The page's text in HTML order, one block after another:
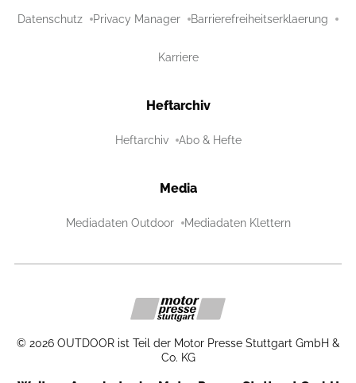
Datenschutz Privacy Manager Barrierefreiheitserklaerung
Karriere
Heftarchiv
Heftarchiv Abo & Hefte
Media
Mediadaten Outdoor Mediadaten Klettern
© 2026 OUTDOOR ist Teil der Motor Presse Stuttgart GmbH &
Co. KG